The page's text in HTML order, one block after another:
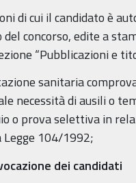
di cui il candidato è
concorso, edite a
“Pubblicazioni e
sanitaria
necessità di ausili o
o prova selettiva in
Legge 104/1992;
dei candidati